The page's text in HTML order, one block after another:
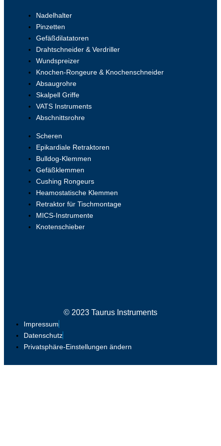
Nadelhalter
Pinzetten
Gefäßdilatatoren
Drahtschneider & Verdriller
Wundspreizer
Knochen-Rongeure & Knochenschneider
Absaugrohre
Skalpell Griffe
VATS Instruments
Abschnittsrohre
Scheren
Epikardiale Retraktoren
Bulldog-Klemmen
Gefäßklemmen
Cushing Rongeurs
Heamostatische Klemmen
Retraktor für Tischmontage
MICS-Instrumente
Knotenschieber
© 2023 Taurus Instruments
Impressum
Datenschutz
Privatsphäre-Einstellungen ändern